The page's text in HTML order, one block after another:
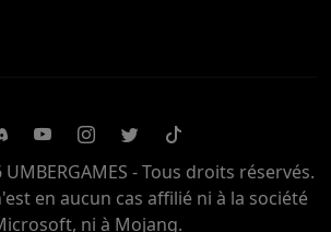
- Tous droits réservés.
en aucun cas affilié ni à la société
ni à Mojang.